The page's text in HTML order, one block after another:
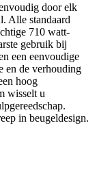
door elk
Alle standaard
710 watt-
gebruik bij
een eenvoudige
en de verhouding
hoog
wisselt u
in beugeldesign.